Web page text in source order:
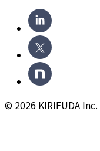
© 2026 KIRIFUDA